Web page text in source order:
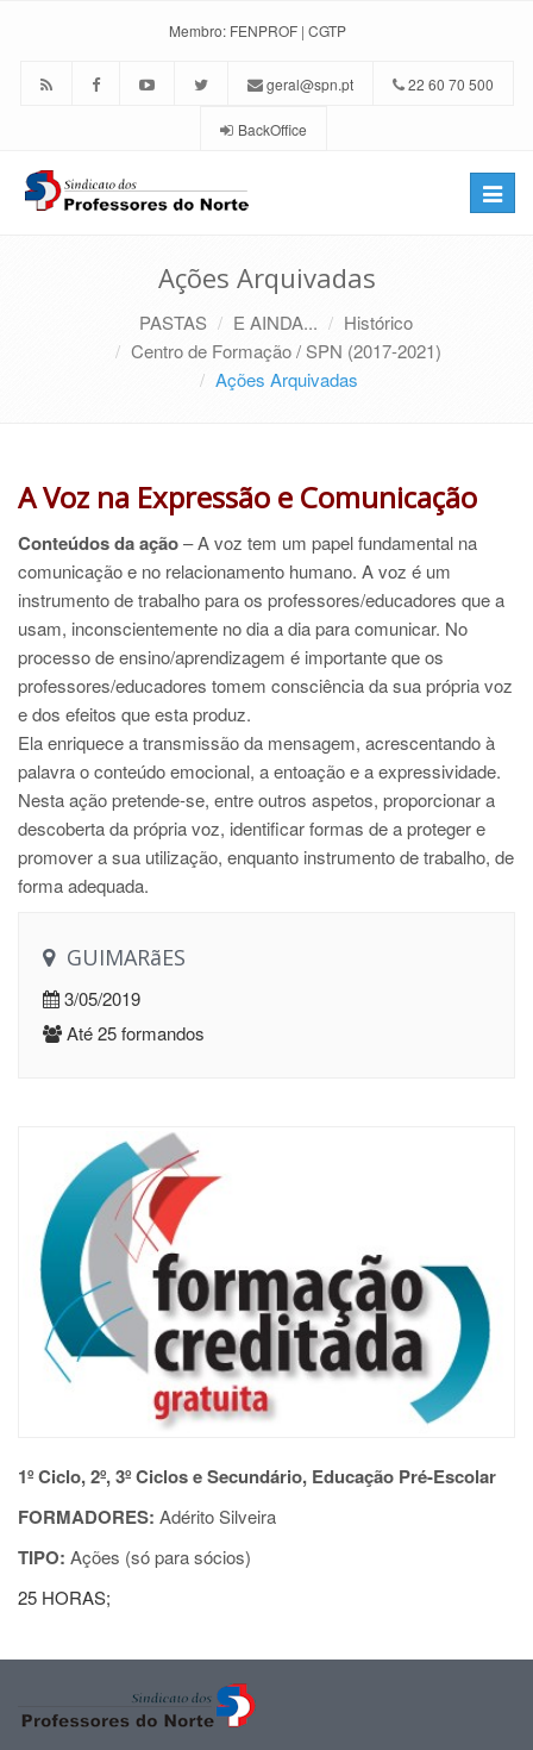
Membro: FENPROF | CGTP
geral@spn.pt 22 60 70 500
BackOffice
Toggle
Ações Arquivadas
PASTAS E AINDA...
Histórico
Centro de Formação / SPN (2017-2021)
Ações Arquivadas
A Voz na Expressão e Comunicação
Conteúdos da ação– A voz tem um papel fundamental na
comunicação e no relacionamento humano. A voz é um
instrumento de trabalho para os professores/educadores que a
usam, inconscientemente no dia a dia para comunicar. No
processo de ensino/aprendizagem é importante que os
professores/educadores tomem consciência da sua própria voz
e dos efeitos que esta produz.
Ela enriquece a transmissão da mensagem, acrescentando à
palavra o conteúdo emocional, a entoação e a expressividade.
Nesta ação pretende-se, entre outros aspetos, proporcionar a
descoberta da própria voz, identificar formas de a proteger e
promover a sua utilização, enquanto instrumento de trabalho, de
forma adequada.
GUIMARãES
3/05/2019
Até 25 formandos
1º Ciclo, 2º, 3º Ciclos e Secundário, Educação Pré-Escolar
FORMADORES: Adérito Silveira
TIPO: Ações (só para sócios)
25 HORAS;